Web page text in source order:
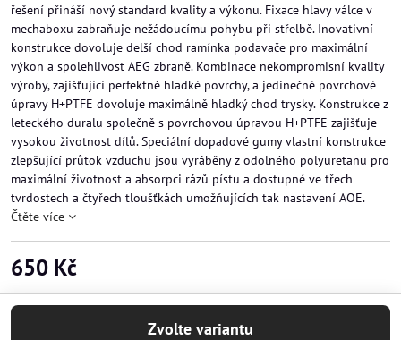
řešení přináší nový standard kvality a výkonu. Fixace hlavy válce v
mechaboxu zabraňuje nežádoucímu pohybu při střelbě. Inovativní
konstrukce dovoluje delší chod ramínka podavače pro maximální
výkon a spolehlivost AEG zbraně. Kombinace nekompromisní kvality
výroby, zajišťující perfektně hladké povrchy, a jedinečné povrchové
úpravy H+PTFE dovoluje maximálně hladký chod trysky. Konstrukce z
leteckého duralu společně s povrchovou úpravou H+PTFE zajišťuje
vysokou životnost dílů. Speciální dopadové gumy vlastní konstrukce
zlepšující průtok vzduchu jsou vyráběny z odolného polyuretanu pro
maximální životnost a absorpci rázů pístu a dostupné ve třech
tvrdostech a čtyřech tloušťkách umožňujících tak nastavení AOE.
Čtěte více
650 Kč
Zvolte variantu